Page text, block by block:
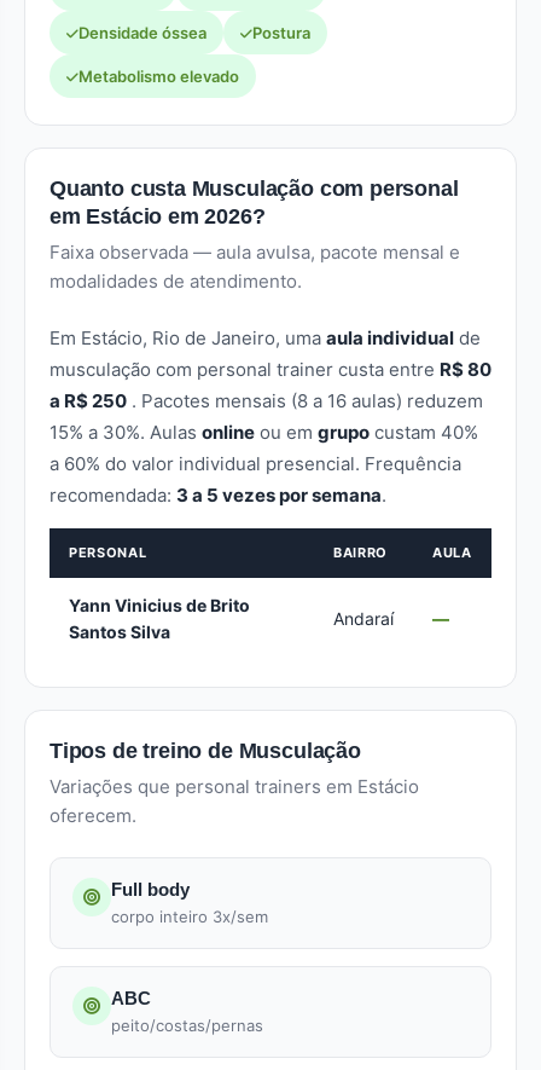
Densidade óssea Postura
Metabolismo elevado
Quanto custa Musculação com personal
em Estácio em 2026?
Faixa observada — aula avulsa, pacote mensal e
modalidades de atendimento.
Em Estácio, Rio de Janeiro, uma aula individual de
musculação com personal trainer custa entre R$ 80
a R$ 250 . Pacotes mensais (8 a 16 aulas) reduzem
15% a 30%. Aulas online ou em grupo custam 40%
a 60% do valor individual presencial. Frequência
recomendada: 3 a 5 vezes por semana.
PERSONAL BAIRRO AULA
Yann Vinicius de Brito
Santos Silva
Andaraí —
Tipos de treino de Musculação
Variações que personal trainers em Estácio
oferecem.
Full body
corpo inteiro 3x/sem
ABC
peito/costas/pernas